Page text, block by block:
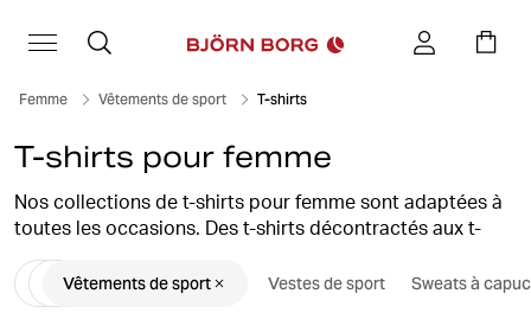
Femme Vêtements de sport T-shirts
T-shirts pour femme
Nos collections de t-shirts pour femme sont adaptées à
toutes les occasions. Des t-shirts décontractés aux t-
shirts de sport plus performants, vous trouverez des
silhouettes parfaitement ajustées et un style assuré, que
vous souhaitiez vous reposer à la maison ou que vous
Vêtements de sport Vestes de sport Sweats à